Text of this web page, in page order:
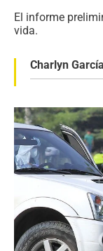
El informe
vida.
Charlyn